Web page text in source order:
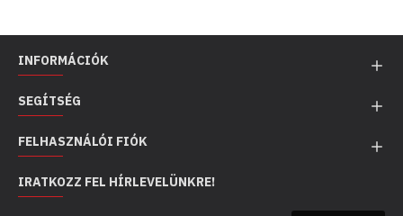
INFORMÁCIÓK
SEGÍTSÉG
FELHASZNÁLÓI FIÓK
IRATKOZZ FEL HÍRLEVELÜNKRE!